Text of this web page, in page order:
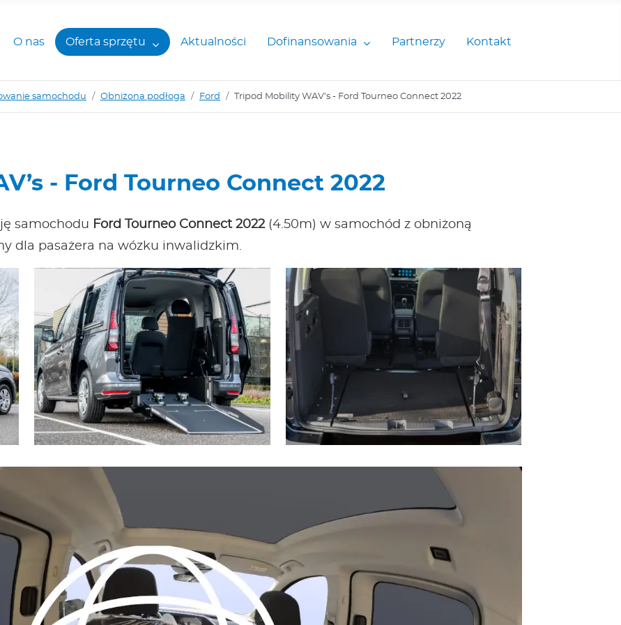
O nas Oferta sprzętu Aktualności Dofinansowania Partnerzy Kontakt
samochodu Obniżona podłoga Ford Tripod Mobility WAV’s - Ford Tourneo Connect 2022
- Ford Tourneo Connect 2022
samochodu Ford Tourneo Connect 2022 (4.50m) w samochód z obniżoną
dla pasażera na wózku inwalidzkim.